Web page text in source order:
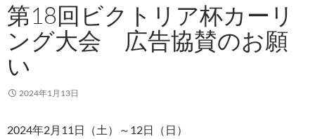
第18回ビクトリア杯カーリ
ング大会 広告協賛のお願
い
2024年1月13日
2024年2月11日（土）～12日（日）